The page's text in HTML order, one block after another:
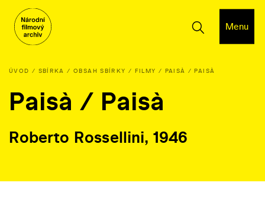
Menu
ÚVOD SBÍRKA OBSAH SBÍRKY FILMY PAISÀ / PAISÀ
Paisà / Paisà
Roberto Rossellini, 1946